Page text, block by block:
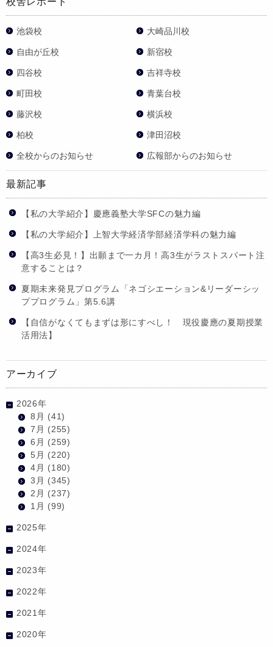
池袋校 大崎品川校
自由が丘校 新宿校
四谷校 吉祥寺校
町田校 青葉台校
藤沢校 横浜校
柏校 津田沼校
全校からのお知らせ 広報部からのお知らせ
最新記事
【私の大学紹介】慶應義塾大学SFCの魅力編
【私の大学紹介】上智大学経済学部経済学科の魅力編
【高3生必見！】出願まで一カ月！高3生がラストスパート注
意することは？
夏期未来発見プログラム「ネゴシエーション&リーダーシッ
ププログラム」第5.6講
【自信がなくてもまずは形にすべし！ 現役慶應の夏期授業
活用法】
アーカイブ
2026年
8月 (41)
7月 (255)
6月 (259)
5月 (220)
4月 (180)
3月 (345)
2月 (237)
1月 (99)
2025年
2024年
2023年
2022年
2021年
2020年